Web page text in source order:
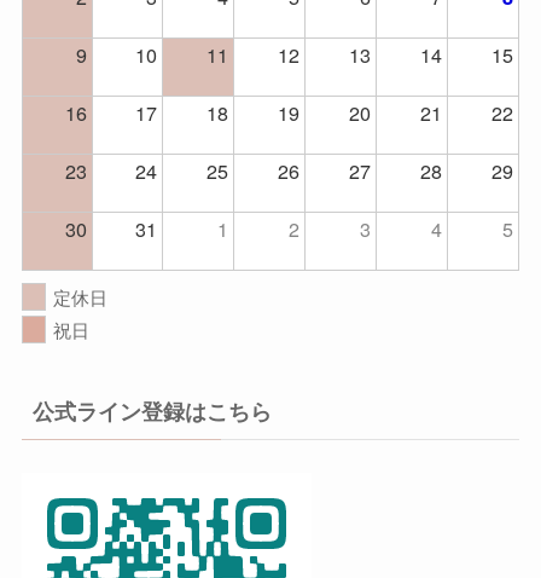
9 10 11 12 13 14
15
16
17 18 19 20 21
22
23
24 25 26 27 28
29
30
31 1 2 3 4 5
定休日
祝日
公式ライン登録はこちら